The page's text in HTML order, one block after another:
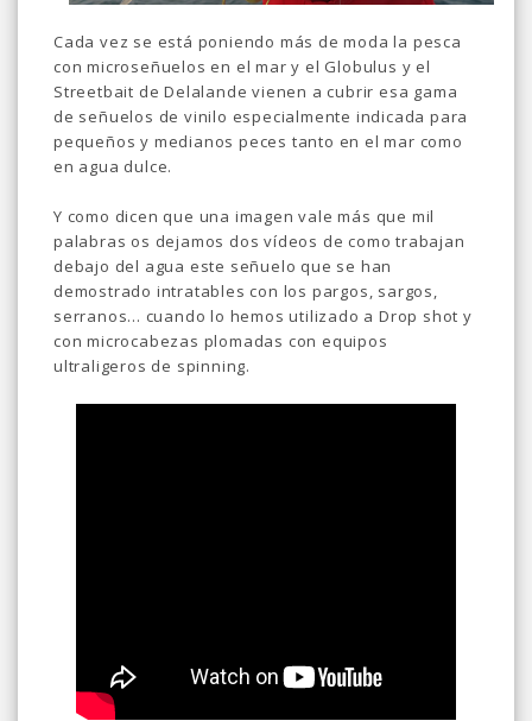
Cada vez se está poniendo más de moda la pesca
con microseñuelos en el mar y el Globulus y el
Streetbait de Delalande vienen a cubrir esa gama
de señuelos de vinilo especialmente indicada para
pequeños y medianos peces tanto en el mar como
en agua dulce.
Y como dicen que una imagen vale más que mil
palabras os dejamos dos vídeos de como trabajan
debajo del agua este señuelo que se han
demostrado intratables con los pargos, sargos,
serranos... cuando lo hemos utilizado a Drop shot y
con microcabezas plomadas con equipos
ultraligeros de spinning.